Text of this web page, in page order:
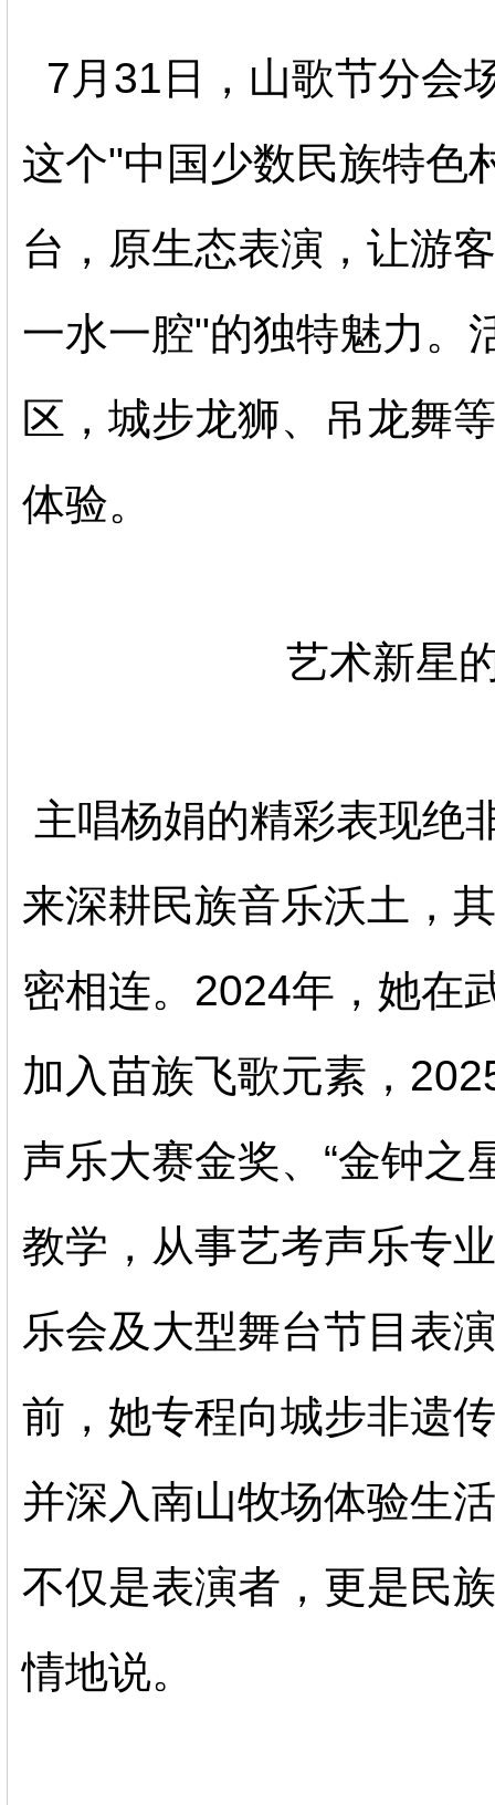
7月31日，山歌节分会
这个"中国少数民族特色
台，原生态表演，让游
一水一腔"的独特魅力。
区，城步龙狮、吊龙舞
体验。
艺术新星
主唱杨娟的精彩表现绝
来深耕民族音乐沃土，
密相连。2024年，她在
加入苗族飞歌元素，
声乐大赛金奖、“金钟之
教学，从事艺考声乐专
乐会及大型舞台节目表
前，她专程向城步非遗
并深入南山牧场体验生
不仅是表演者，更是民
情地说。